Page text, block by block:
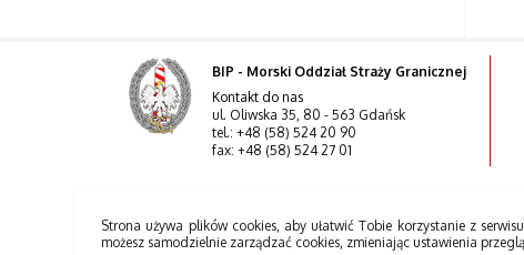
BIP - Morski Oddział Straży Granicznej
Kontakt do nas
ul. Oliwska 35, 80 - 563 Gdańsk
tel.: +48 (58) 524 20 90
fax: +48 (58) 524 27 01
Strona używa plików cookies, aby ułatwić Tobie korzystanie z
możesz samodzielnie zarządzać cookies, zmieniając ustawienia